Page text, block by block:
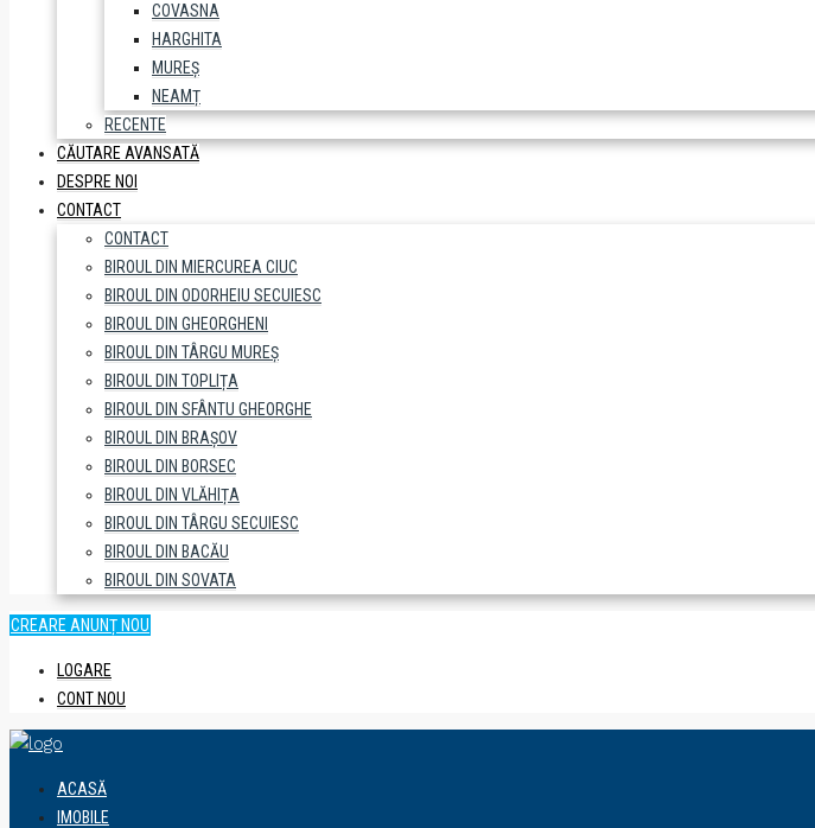
COVASNA
HARGHITA
MUREȘ
NEAMȚ
RECENTE
CĂUTARE AVANSATĂ
DESPRE NOI
CONTACT
CONTACT
BIROUL DIN MIERCUREA CIUC
BIROUL DIN ODORHEIU SECUIESC
BIROUL DIN GHEORGHENI
BIROUL DIN TÂRGU MUREȘ
BIROUL DIN TOPLIȚA
BIROUL DIN SFÂNTU GHEORGHE
BIROUL DIN BRAȘOV
BIROUL DIN BORSEC
BIROUL DIN VLĂHIȚA
BIROUL DIN TÂRGU SECUIESC
BIROUL DIN BACĂU
BIROUL DIN SOVATA
CREARE ANUNȚ NOU
LOGARE
CONT NOU
ACASĂ
IMOBILE